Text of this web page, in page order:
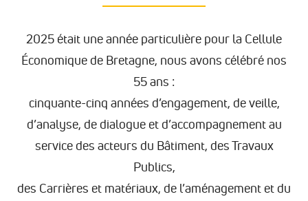
2025 était une année particulière pour la Cellule
Économique de Bretagne, nous avons célébré nos
55 ans :
cinquante-cinq années d’engagement, de veille,
d’analyse, de dialogue et d’accompagnement au
service des acteurs du Bâtiment, des Travaux
Publics,
des Carrières et matériaux, de l’aménagement et du